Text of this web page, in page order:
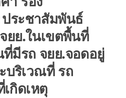
ระชาสัมพันธ์
ยย.ในเขตพื้นที่
มีรถ จยย.จอดอยู่
บริเวณที่ รถ
กิดเหตุ